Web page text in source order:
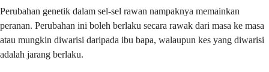
Perubahan genetik dalam sel-sel rawan nampaknya memainkan
peranan. Perubahan ini boleh berlaku secara rawak dari masa ke masa
atau mungkin diwarisi daripada ibu bapa, walaupun kes yang diwarisi
adalah jarang berlaku.